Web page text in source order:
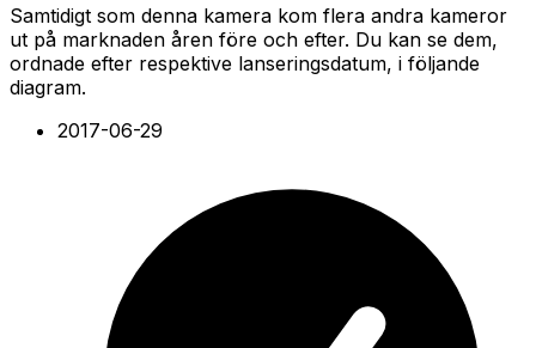
Samtidigt som denna kamera kom flera andra kameror
ut på marknaden åren före och efter. Du kan se dem,
ordnade efter respektive lanseringsdatum, i följande
diagram.
2017-06-29